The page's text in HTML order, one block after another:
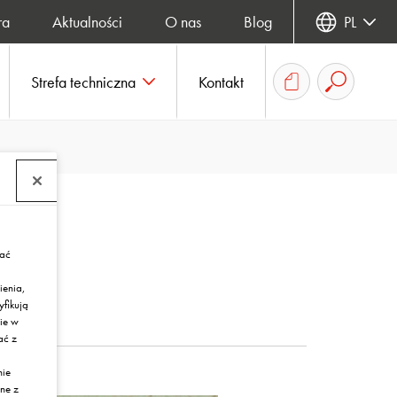
Strefa techniczna Kontakt
Aktualności O nas Blog PL
w
z
z